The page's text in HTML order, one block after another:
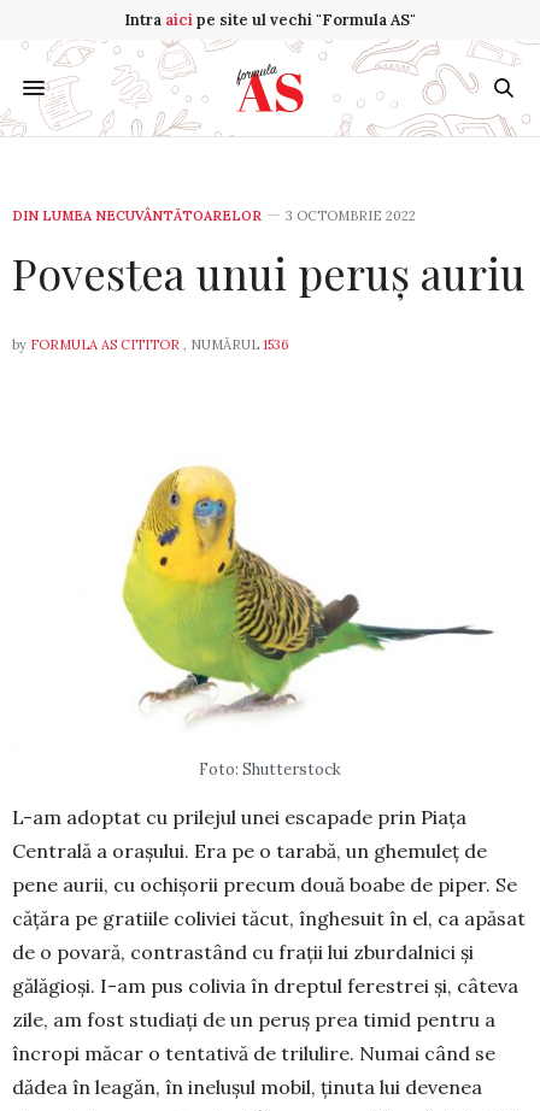
Intra aicipe site ul vechi "Formula AS"
DIN LUMEA NECUVÂNTĂTOARELOR 3 OCTOMBRIE 2022
Povestea unui peruș auriu
by FORMULA AS CITITOR , NUMĂRUL 1536
Foto: Shutterstock
L-am adoptat cu prilejul unei escapade prin Pia­ța
Centrală a orașului. Era pe o tarabă, un ghemuleț de
pene aurii, cu ochi­șorii precum două boa­be de piper. Se
cățăra pe gratiile coliviei tăcut, în­ghesuit în el, ca apă­sat
de o povară, contrastând cu frații lui zburdalnici și
gălăgioși. I-am pus colivia în drep­tul ferestrei și, câteva
zile, am fost stu­diați de un peruș prea timid pentru a
încropi mă­car o ten­ta­tivă de trilulire. Numai când se
dădea în leagăn, în inelușul mobil, ținuta lui de­venea